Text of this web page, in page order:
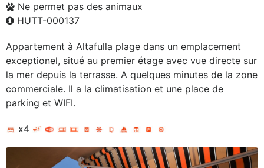
Ne permet pas des animaux
HUTT-000137
Appartement à Altafulla plage dans un emplacement
exceptionel, situé au premier étage avec vue directe sur
la mer depuis la terrasse. A quelques minutes de la zone
commerciale. Il a la climatisation et une place de
parking et WIFI.
x4